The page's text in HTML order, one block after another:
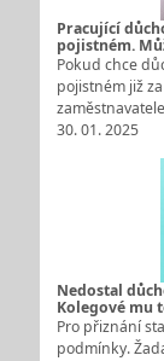
Pracující
pojistném.
Pokud chce
pojistném již
30. 01. 2025
Nedostal
Kolegové mu
Pro přiznání
podmínky.